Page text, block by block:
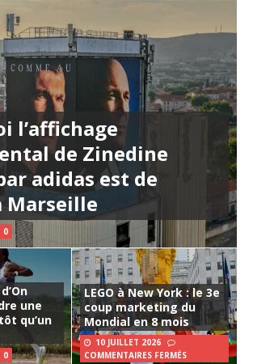
l’affichage
de Zinedine
adidas est de
Marseille
0
une
qu’un
0
LEGO à New York : le 3e
coup marketing du
Mondial en 8 mois
10 JUILLET 2026
COMMENTAIRES FERMÉS